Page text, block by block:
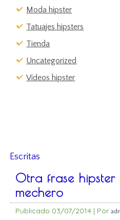
Moda hipster
Tatuajes hipsters
Tienda
Uncategorized
Vídeos hipster
Escritas
Otra frase hipster
mechero
Publicado 03/07/2014 | Por